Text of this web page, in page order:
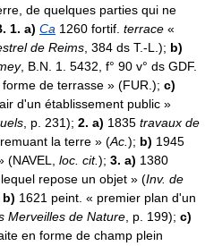
de quelques parties qui ne
1. a) Ca 1260 fortif. terrace «
de Reims, 384 ds T.-L.); b)
, B.N. 1. 5432, f° 90 v° ds GDF.
de terrasse » (FUR.); c)
d'un établissement public »
, p. 231); 2. a) 1835 travaux de
la terre » (Ac.); b) 1945
(NAVEL, loc. cit.); 3. a) 1380
repose un objet » (Inv. de
b) 1621 peint. « premier plan d'un
Merveilles de Nature, p. 199); c)
en forme de champ plein